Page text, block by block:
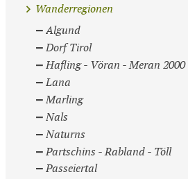
Wanderregionen
Algund
Dorf Tirol
Hafling - Vöran - Meran 2000
Lana
Marling
Nals
Naturns
Partschins - Rabland - Töll
Passeiertal